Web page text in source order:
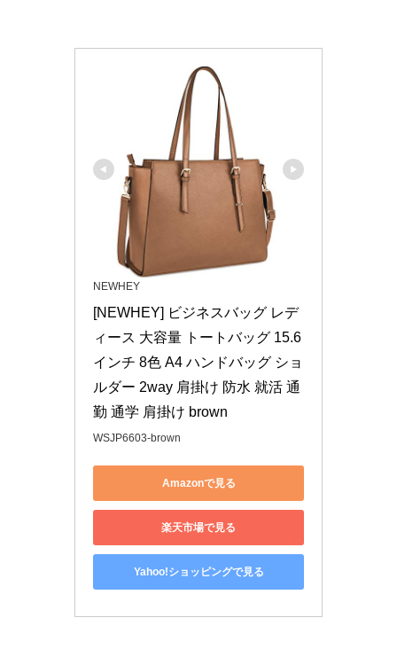
NEWHEY
[NEWHEY] ビジネスバッグ レデ
ィース 大容量 トートバッグ 15.6
インチ 8色 A4 ハンドバッグ ショ
ルダー 2way 肩掛け 防水 就活 通
勤 通学 肩掛け brown
WSJP6603-brown
Amazonで見る
楽天市場で見る
Yahoo!ショッピングで見る